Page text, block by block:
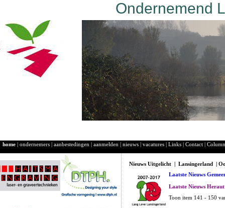
Ondernemend
home ondernemers aanbestedingen aanmelden nieuws vacatures Links Contact Column
Nieuws Uitgelicht | Lansingerland |
Laatste Nieuws
Laatste Nieuws
Toon item 141 - 150